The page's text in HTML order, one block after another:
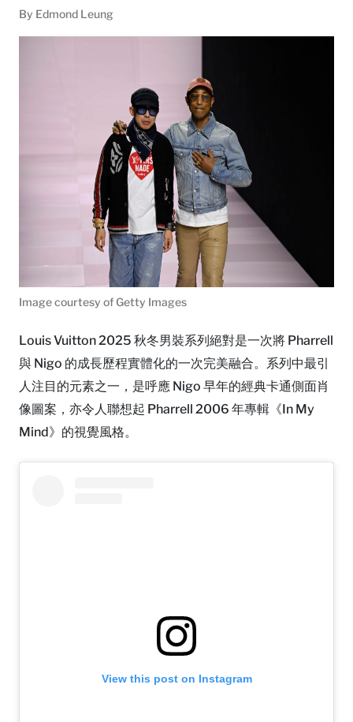
By Edmond Leung
Image courtesy of Getty Images
Louis Vuitton 2025 秋冬男裝系列絕對是一次將 Pharrell
與 Nigo 的成長歷程實體化的一次完美融合。系列中最引
人注目的元素之一，是呼應 Nigo 早年的經典卡通側面肖
像圖案，亦令人聯想起 Pharrell 2006 年專輯《In My
Mind》的視覺風格。
View this post on Instagram